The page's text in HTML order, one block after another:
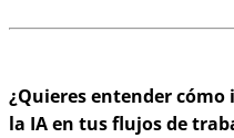
¿Quieres entender
la IA en tus flujos de